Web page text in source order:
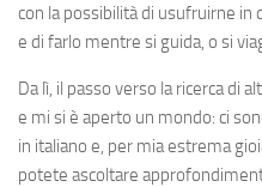
con la possibilità di usufruirne
e di farlo mentre si guida, o si
Da lì, il passo verso la ricerca di
e mi si è aperto un mondo: ci
in italiano e, per mia estrema
potete ascoltare